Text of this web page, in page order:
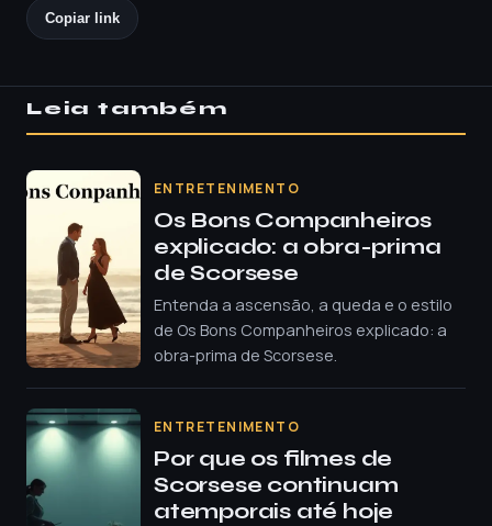
Copiar link
Leia também
ENTRETENIMENTO
Os Bons Companheiros
explicado: a obra-prima
de Scorsese
Entenda a ascensão, a queda e o estilo
de Os Bons Companheiros explicado: a
obra-prima de Scorsese.
ENTRETENIMENTO
Por que os filmes de
Scorsese continuam
atemporais até hoje